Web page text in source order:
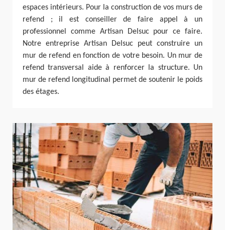
espaces intérieurs. Pour la construction de vos murs de
refend ; il est conseiller de faire appel à un
professionnel comme Artisan Delsuc pour ce faire.
Notre entreprise Artisan Delsuc peut construire un
mur de refend en fonction de votre besoin. Un mur de
refend transversal aide à renforcer la structure. Un
mur de refend longitudinal permet de soutenir le poids
des étages.